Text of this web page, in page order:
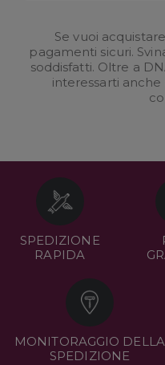
Se vuoi
pagamenti sicuri.
soddisfatti. Oltre a
interessarti anche
SPEDIZIONE
RAPIDA
MONITORAGGIO DELLA
SPEDIZIONE